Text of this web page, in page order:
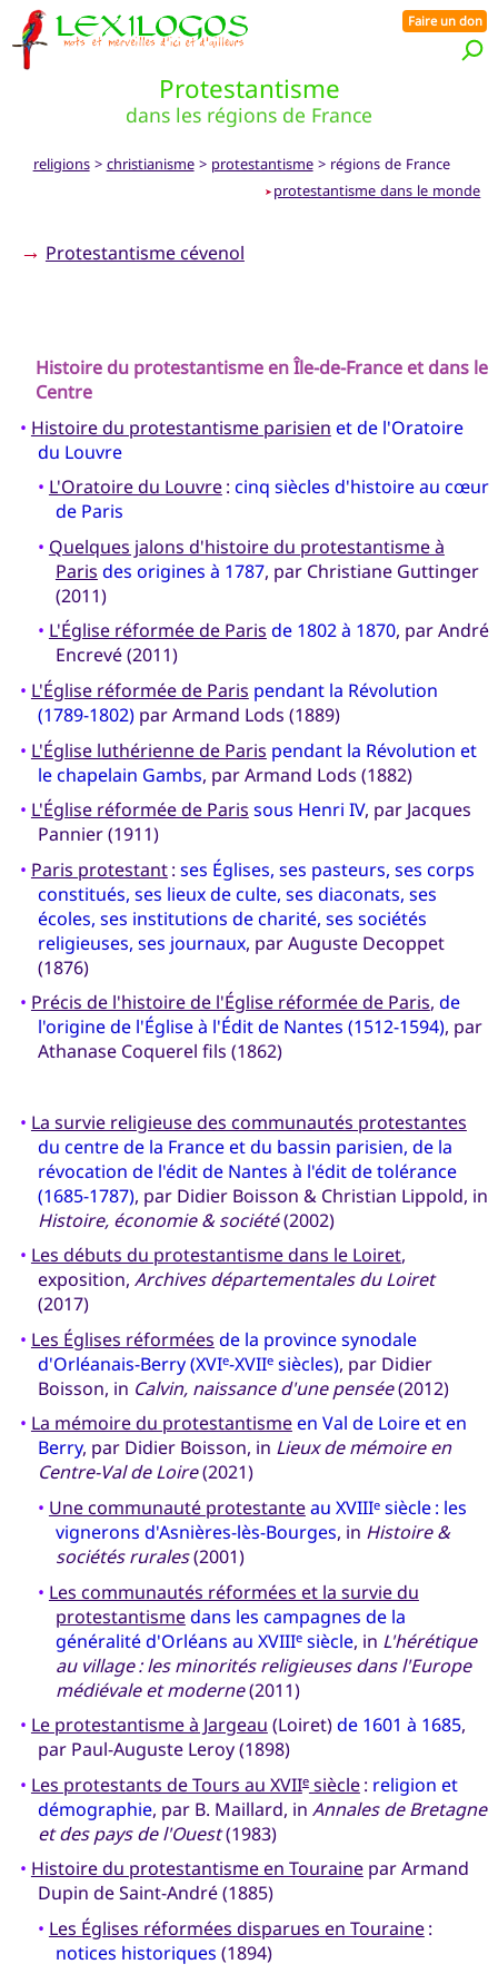
Protestantisme
dans les régions de France
Faire un don
religions> christianisme> protestantisme> régions de France
➤ protestantisme dans le monde
→ Protestantisme cévenol
Histoire du protestantisme en Île-de-France et dans le
Centre
• Histoire du protestantisme parisien et de l'Oratoire
du Louvre
• L'Oratoire du Louvre: cinq siècles d'histoire au cœur
de Paris
• Quelques jalons d'histoire du protestantisme à
Paris des origines à 1787, par Christiane Guttinger
(2011)
• L'Église réformée de Paris de 1802 à 1870, par André
Encrevé (2011)
• L'Église réformée de Paris pendant la Révolution
(1789-1802)par Armand Lods (1889)
• L'Église luthérienne de Paris pendant la Révolution et
le chapelain Gambs, par Armand Lods (1882)
• L'Église réformée de Paris sous Henri IV, par Jacques
Pannier (1911)
• Paris protestant: ses Églises, ses pasteurs, ses corps
constitués, ses lieux de culte, ses diaconats, ses
écoles, ses institutions de charité, ses sociétés
religieuses, ses journaux, par Auguste Decoppet
(1876)
• Précis de l'histoire de l'Église réformée de Paris, de
l'origine de l'Église à l'Édit de Nantes (1512-1594), par
Athanase Coquerel fils (1862)
• La survie religieuse des communautés protestantes
du centre de la France et du bassin parisien, de la
révocation de l'édit de Nantes à l'édit de tolérance
(1685-1787), par Didier Boisson & Christian Lippold, in
Histoire, économie & société(2002)
• Les débuts du protestantisme dans le Loiret,
exposition, Archives départementales du Loiret
(2017)
• Les Églises réformées de la province synodale
d'Orléanais-Berry (XVIe-XVIIesiècles), par Didier
Boisson, in Calvin, naissance d'une pensée(2012)
• La mémoire du protestantismeen Val de Loire et en
Berry, par Didier Boisson, in Lieux de mémoire en
Centre-Val de Loire(2021)
• Une communauté protestanteau XVIIIesiècle : les
vignerons d'Asnières-lès-Bourges, in Histoire &
sociétés rurales(2001)
• Les communautés réformées et la survie du
protestantismedans les campagnes de la
généralité d'Orléans au XVIIIesiècle, in L'hérétique
au village : les minorités religieuses dans l'Europe
médiévale et moderne(2011)
• Le protestantisme à Jargeau (Loiret)de 1601 à 1685,
par Paul-Auguste Leroy (1898)
• Les protestants de Tours au XVIIesiècle: religion et
démographie, par B. Maillard, in Annales de Bretagne
et des pays de l'Ouest(1983)
• Histoire du protestantisme en Tourainepar Armand
Dupin de Saint-André (1885)
• Les Églises réformées disparues en Touraine:
notices historiques (1894)